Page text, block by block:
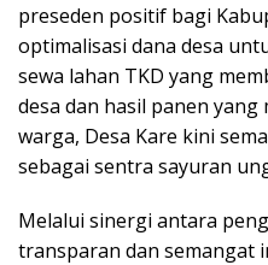
preseden positif bagi
optimalisasi dana desa
sewa lahan TKD yang
desa dan hasil panen
warga, Desa Kare kini
sebagai sentra sayuran
Melalui sinergi antara
transparan dan semangat